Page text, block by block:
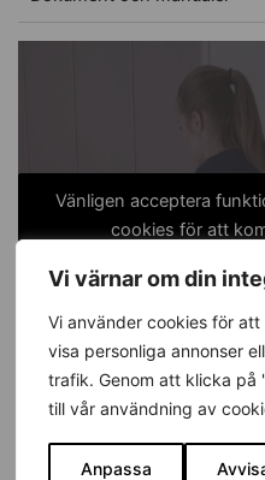
Vi värnar om din
Vi använder cookies för
visa personliga annonser
trafik. Genom att klicka på
till vår användning av
Anpassa
Vänligen acceptera
cookies för att